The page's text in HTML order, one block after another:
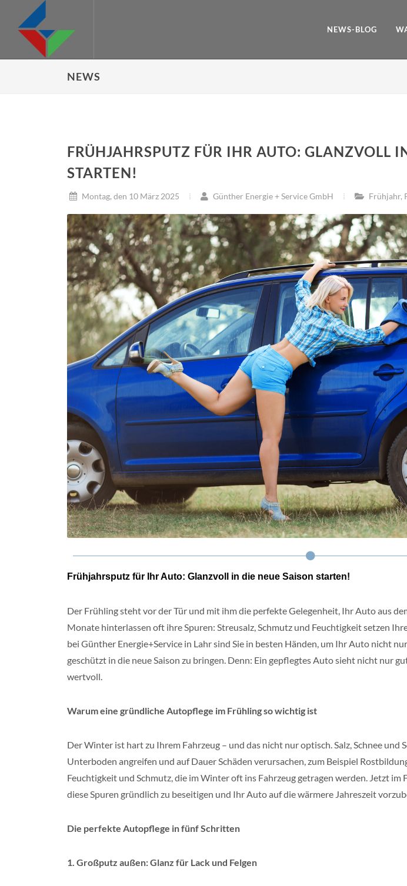
NEWS-BLOG
NEWS
FRÜHJAHRSPUTZ FÜR IHR AUTO: GLANZVOLL
STARTEN!
Montag, den 10 März 2025 Günther Energie + Service GmbH Frühjahr,
Frühjahrsputz für Ihr Auto: Glanzvoll in die neue Saison starten!
Der Frühling steht vor der Tür und mit ihm die perfekte Gelegenheit, Ihr Auto aus
Monate hinterlassen oft ihre Spuren: Streusalz, Schmutz und Feuchtigkeit setzen
bei Günther Energie+Service in Lahr sind Sie in besten Händen, um Ihr Auto nicht
geschützt in die neue Saison zu bringen. Denn: Ein gepflegtes Auto sieht nicht nur
wertvoll.
Warum eine gründliche Autopflege im Frühling so wichtig ist
Der Winter ist hart zu Ihrem Fahrzeug – und das nicht nur optisch. Salz, Schnee und
Unterboden angreifen und auf Dauer Schäden verursachen, zum Beispiel
Feuchtigkeit und Schmutz, die im Winter oft ins Fahrzeug getragen werden. Jetzt
diese Spuren gründlich zu beseitigen und Ihr Auto auf die wärmere Jahreszeit
Die perfekte Autopflege in fünf Schritten
1. Großputz außen: Glanz für Lack und Felgen
Tankstellenpreise
Tankstelle,Energie ,Preise
SB-Waschboxen der
besonderen Art
Waschanlage,Reinigung,
Waschboxen